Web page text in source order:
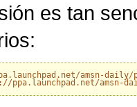
es tan
amsn-daily/
ppa.launchpad.net/amsn-